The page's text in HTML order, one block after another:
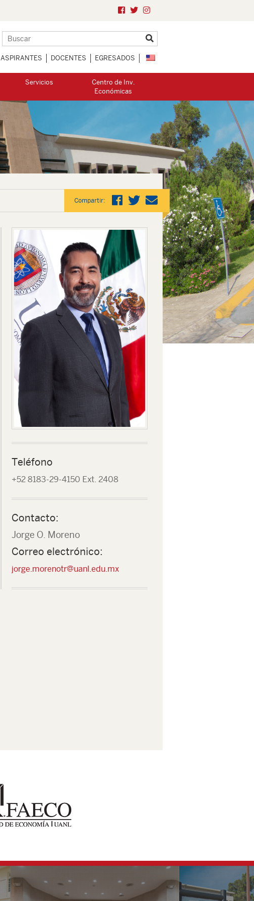
ASPIRANTES DOCENTES EGRESADOS
Servicios
Centro de Inv.
Económicas
Compartir:
Teléfono
+52 8183-29-4150 Ext. 2408
Contacto:
Jorge O. Moreno
Correo electrónico:
jorge.morenotr@uanl.edu.mx